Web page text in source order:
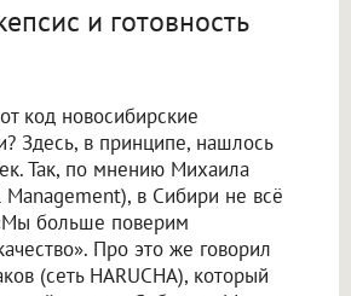
и готовность
код новосибирские
Здесь, в принципе, нашлось
Так, по мнению Михаила
в Сибири не всё
больше поверим
Про это же говорил
(сеть HARUCHA), который